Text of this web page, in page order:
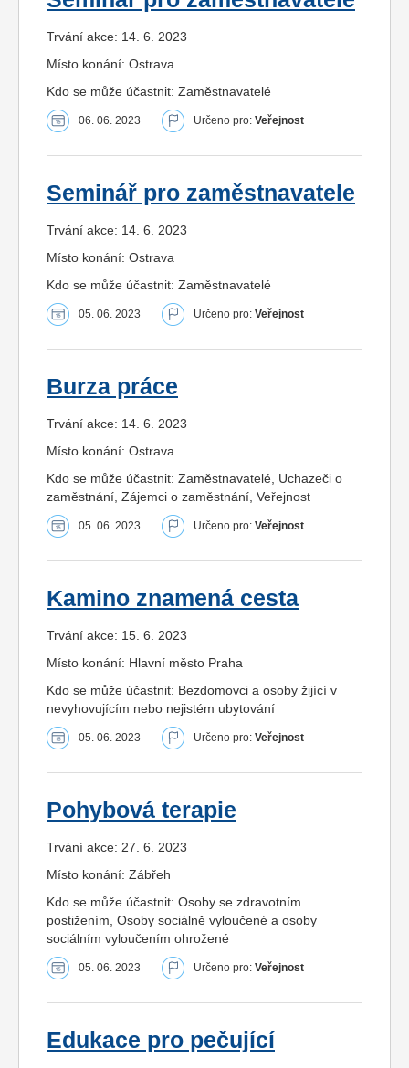
Trvání akce: 14. 6. 2023
Místo konání: Ostrava
Kdo se může účastnit: Zaměstnavatelé
06. 06. 2023 Určeno pro: Veřejnost
Seminář pro zaměstnavatele
Trvání akce: 14. 6. 2023
Místo konání: Ostrava
Kdo se může účastnit: Zaměstnavatelé
05. 06. 2023 Určeno pro: Veřejnost
Burza práce
Trvání akce: 14. 6. 2023
Místo konání: Ostrava
Kdo se může účastnit: Zaměstnavatelé, Uchazeči o
zaměstnání, Zájemci o zaměstnání, Veřejnost
05. 06. 2023 Určeno pro: Veřejnost
Kamino znamená cesta
Trvání akce: 15. 6. 2023
Místo konání: Hlavní město Praha
Kdo se může účastnit: Bezdomovci a osoby žijící v
nevyhovujícím nebo nejistém ubytování
05. 06. 2023 Určeno pro: Veřejnost
Pohybová terapie
Trvání akce: 27. 6. 2023
Místo konání: Zábřeh
Kdo se může účastnit: Osoby se zdravotním
postižením, Osoby sociálně vyloučené a osoby
sociálním vyloučením ohrožené
05. 06. 2023 Určeno pro: Veřejnost
Edukace pro pečující